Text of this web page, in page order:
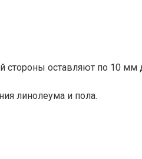
стороны оставляют по 10 мм
линолеума и пола.